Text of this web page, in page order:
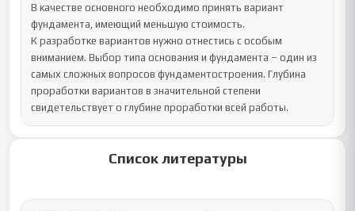
В качестве основного необходимо принять вариант
фундамента, имеющий меньшую стоимость.
К разработке вариантов нужно отнестись с особым
вниманием. Выбор типа основания и фундамента – один из
самых сложных вопросов фундаментостроения. Глубина
проработки вариантов в значительной степени
свидетельствует о глубине проработки всей работы.
Список литературы